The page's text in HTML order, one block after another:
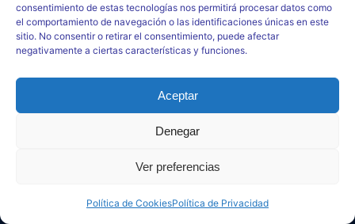
consentimiento de estas tecnologías nos permitirá procesar datos como
el comportamiento de navegación o las identificaciones únicas en este
sitio. No consentir o retirar el consentimiento, puede afectar
negativamente a ciertas características y funciones.
Aceptar
Denegar
Ver preferencias
Política de CookiesPolítica de Privacidad
paranormalmysteriespsi@gmail.com
paranormal-mysteries-psi.net
Logos Oficiales de este Sitio Web
Powered by